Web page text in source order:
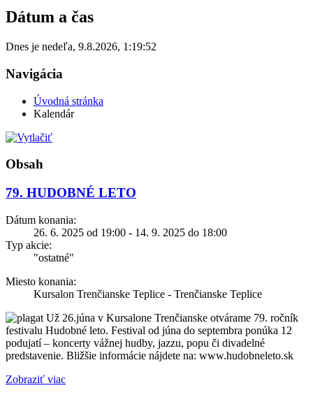
Dátum a čas
Dnes je nedeľa, 9.8.2026, 1:19:52
Navigácia
Úvodná stránka
Kalendár
Obsah
79. HUDOBNÉ LETO
Dátum konania:
26. 6. 2025 od 19:00 - 14. 9. 2025 do 18:00
Typ akcie:
"ostatné"
Miesto konania:
Kursalon Trenčianske Teplice - Trenčianske Teplice
Už 26.júna v Kursalone Trenčianske otvárame 79. ročník
festivalu Hudobné leto. Festival od júna do septembra ponúka 12
podujatí – koncerty vážnej hudby, jazzu, popu či divadelné
predstavenie. Bližšie informácie nájdete na: www.hudobneleto.sk
Zobraziť viac